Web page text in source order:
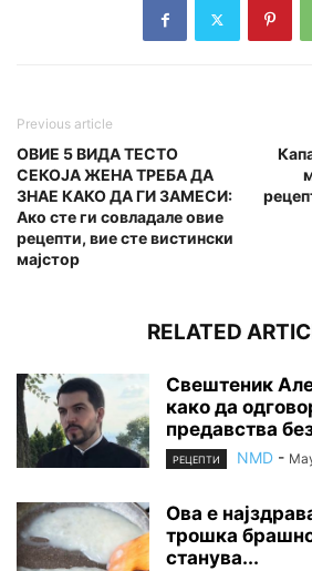
Previous article
ОВИЕ 5 ВИДА ТЕСТО
СЕКОЈА ЖЕНА ТРЕБА ДА
ЗНАЕ КАКО ДА ГИ ЗАМЕСИ:
Ако сте ги совладале овие
рецепти, вие сте вистински
мајстор
RELATED
Свештеник
како да
предавства
РЕЦЕПТИ NMD -
Ова е
трошка
станува...